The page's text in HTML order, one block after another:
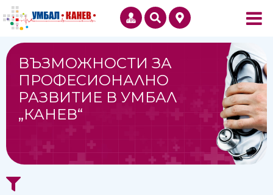
ВЪЗМОЖНОСТИ ЗА
ПРОФЕСИОНАЛНО
РАЗВИТИЕ В УМБАЛ
„КАНЕВ“